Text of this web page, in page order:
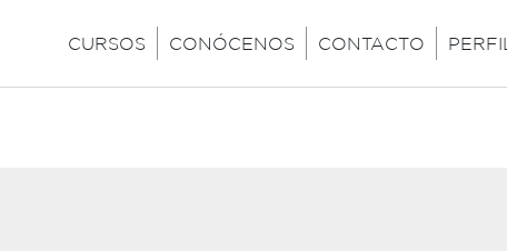
CURSOS CONÓCENOS CONTACTO PERFIL